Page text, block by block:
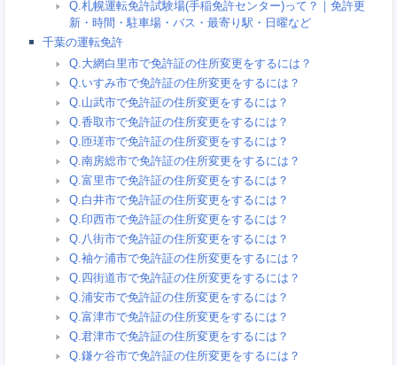
Q.札幌運転免許試験場(手稲免許センター)って？｜免許更
新・時間・駐車場・バス・最寄り駅・日曜など
千葉の運転免許
Q.大網白里市で免許証の住所変更をするには？
Q.いすみ市で免許証の住所変更をするには？
Q.山武市で免許証の住所変更をするには？
Q.香取市で免許証の住所変更をするには？
Q.匝瑳市で免許証の住所変更をするには？
Q.南房総市で免許証の住所変更をするには？
Q.富里市で免許証の住所変更をするには？
Q.白井市で免許証の住所変更をするには？
Q.印西市で免許証の住所変更をするには？
Q.八街市で免許証の住所変更をするには？
Q.袖ケ浦市で免許証の住所変更をするには？
Q.四街道市で免許証の住所変更をするには？
Q.浦安市で免許証の住所変更をするには？
Q.富津市で免許証の住所変更をするには？
Q.君津市で免許証の住所変更をするには？
Q.鎌ケ谷市で免許証の住所変更をするには？